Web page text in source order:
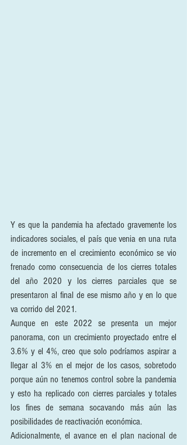
Y es que la pandemia ha afectado gravemente los
indicadores sociales, el país que venia en una ruta
de incremento en el crecimiento económico se vio
frenado como consecuencia de los cierres totales
del año 2020 y los cierres parciales que se
presentaron al final de ese mismo año y en lo que
va corrido del 2021.
Aunque en este 2022 se presenta un mejor
panorama, con un crecimiento proyectado entre el
3.6% y el 4%, creo que solo podríamos aspirar a
llegar al 3% en el mejor de los casos, sobretodo
porque aún no tenemos control sobre la pandemia
y esto ha replicado con cierres parciales y totales
los fines de semana socavando más aún las
posibilidades de reactivación económica.
Adicionalmente, el avance en el plan nacional de